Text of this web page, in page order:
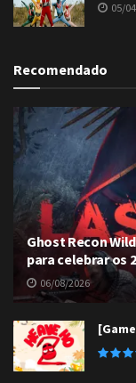
05/
Recomendado
Ghost Recon
para celebrar os
06/08/2026